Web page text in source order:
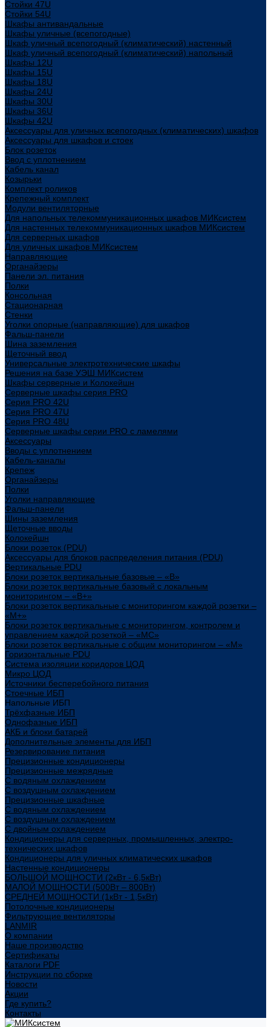
Стойки 47U
Стойки 54U
Шкафы антивандальные
Шкафы уличные (всепогодные)
Шкаф уличный всепогодный (климатический) настенный
Шкаф уличный всепогодный (климатический) напольный
Шкафы 12U
Шкафы 15U
Шкафы 18U
Шкафы 24U
Шкафы 30U
Шкафы 36U
Шкафы 42U
Аксессуары для уличных всепогодных (климатических) шкафов
Аксессуары для шкафов и стоек
Блок розеток
Ввод с уплотнением
Кабель канал
Козырьки
Комплект роликов
Крепежный комплект
Модули вентиляторные
Для напольных телекоммуникационных шкафов МИКсистем
Для настенных телекоммуникационных шкафов МИКсистем
Для серверных шкафов
Для уличных шкафов МИКсистем
Направляющие
Органайзеры
Панели эл. питания
Полки
Консольная
Стационарная
Стенки
Уголки опорные (направляющие) для шкафов
Фальш-панели
Шина заземления
Щеточный ввод
Универсальные электротехнические шкафы
Решения на базе УЭШ МИКсистем
Шкафы серверные и Колокейшн
Серверные шкафы серия PRO
Серия PRO 42U
Серия PRO 47U
Серия PRO 48U
Серверные шкафы серии PRO с ламелями
Аксессуары
Вводы с уплотнением
Кабель-каналы
Крепеж
Органайзеры
Полки
Уголки направляющие
Фальш-панели
Шины заземления
Щеточные вводы
Колокейшн
Блоки розеток (PDU)
Аксессуары для блоков распределения питания (PDU)
Вертикальные PDU
Блоки розеток вертикальные базовые – «В»
Блоки розеток вертикальные базовый с локальным
мониторингом – «В+»
Блоки розеток вертикальные с мониторингом каждой розетки –
«М+»
Блоки розеток вертикальные с мониторингом, контролем и
управлением каждой розеткой – «МС»
Блоки розеток вертикальные с общим мониторингом – «М»
Горизонтальные PDU
Система изоляции коридоров ЦОД
Микро ЦОД
Источники бесперебойного питания
Стоечные ИБП
Напольные ИБП
Трёхфазные ИБП
Однофазные ИБП
АКБ и блоки батарей
Дополнительные элементы для ИБП
Резервирование питания
Прецизионные кондиционеры
Прецизионные межрядные
С водяным охлаждением
С воздушным охлаждением
Прецизионные шкафные
С водяным охлаждением
С воздушным охлаждением
С двойным охлаждением
Кондиционеры для серверных, промышленных, электро-
технических шкафов
Кондиционеры для уличных климатических шкафов
Настенные кондиционеры
БОЛЬШОЙ МОЩНОСТИ (2кВт - 6,5кВт)
МАЛОЙ МОЩНОСТИ (500Вт – 800Вт)
СРЕДНЕЙ МОЩНОСТИ (1кВт - 1,5кВт)
Потолочные кондиционеры
Фильтрующие вентиляторы
LANMIR
О компании
Наше производство
Сертификаты
Каталоги PDF
Инструкции по сборке
Новости
Акции
Где купить?
Контакты